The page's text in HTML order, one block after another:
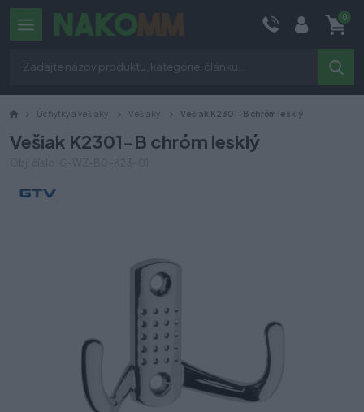
0
Úchytky a vešiaky Vešiaky Vešiak K2301-B chróm lesklý
Vešiak K2301-B chróm lesklý